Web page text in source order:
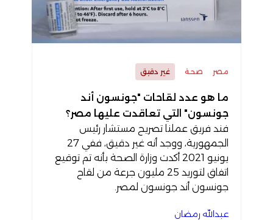
مصر صحة غير دقيق
ما هو عدد لقاحات "جونسون أند
جونسون" التي تعاقدت عليها مصر؟
فند فريق عملنا تصريح مستشار رئيس
الجمهورية، ووجد أنه غير دقيق، ففي 27
يونيو 2021 أكدت وزارة الصحة بأنه تم توقيع
اتفاق لتوريد 25 مليون جرعة من لقاح
جونسون أند جونسون لمصر.
عبدالله رمضان